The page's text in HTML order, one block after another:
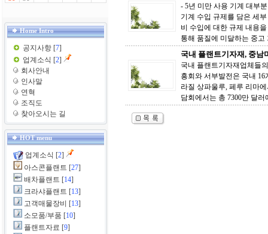
Home Intro
공지사항[7]
업계소식 [2]
회사안내
인사말
연혁
조직도
찾아오시는 길
HOT menu
업계소식 [2]
아스콘플랜트 [27]
배차플랜트 [14]
크라샤플랜트 [13]
고객매물장비 [13]
소모품/부품 [10]
플랜트자료 [9]
- 5년 미만 사용 기계 대부
기계 수입 규제를 담은 세
비 수입에 대한 규제 내용
통해 품질에 미달하는 중
국내 플랜트기자재, 중남
국내 플랜트기자재업체들
흥회와 서부발전은 국내
라질 상파울루, 페루 리마
담회에서는 총 7300만 달